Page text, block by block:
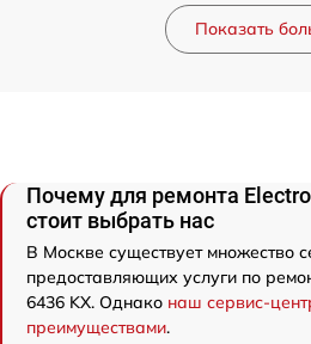
Показать
Почему для ремонта
стоит выбрать нас
В Москве существует множество
предоставляющих услуги по
6436 KX. Однако наш сервис-
преимуществами.